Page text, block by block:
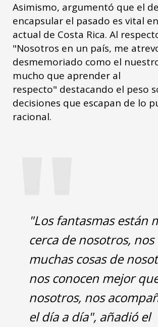
Asimismo, argumentó que el
encapsular el pasado es vital
actual de Costa Rica. Al
"Nosotros en un país, me
desmemoriado como el
mucho que aprender al
respecto" destacando el peso
decisiones que escapan de lo
racional.
"
"Los fantasmas están
cerca de nosotros,
muchas cosas de
nos conocen mejor
nosotros, nos
el día a día", añadió el